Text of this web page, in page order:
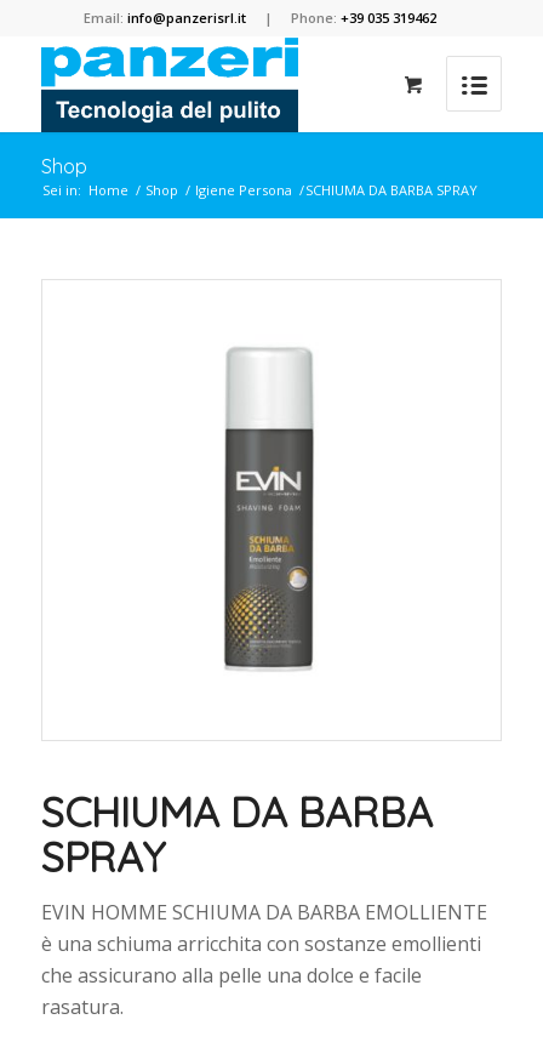
Email:info@panzerisrl.it | Phone:+39 035 319462
Shop
Sei in: Home / Shop / Igiene Persona /SCHIUMA DA BARBA SPRAY
SCHIUMA DA BARBA
SPRAY
EVIN HOMME SCHIUMA DA BARBA EMOLLIENTE
è una schiuma arricchita con sostanze emollienti
che assicurano alla pelle una dolce e facile
rasatura.